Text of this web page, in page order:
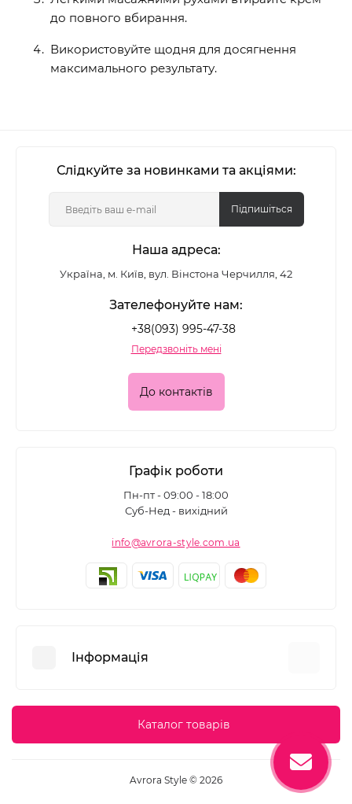
до повного вбирання.
Використовуйте щодня для досягнення
максимального результату.
Слідкуйте за новинками та акціями:
Підпишіться
Наша адреса:
Україна, м. Київ, вул. Вінстона Черчилля, 42
Зателефонуйте нам:
+38(093) 995-47-38
Передзвоніть мені
До контактів
Графік роботи
Пн-пт - 09:00 - 18:00
Суб-Нед - вихідний
info@avrora-style.com.ua
Інформація
Угода користувача
Повернення товару
Каталог товарів
Avrora Style © 2026